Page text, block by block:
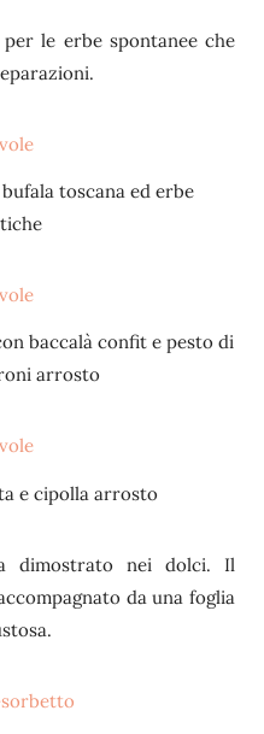
le erbe spontanee che
toscana ed erbe
baccalà confit e pesto di
arrosto
e cipolla arrosto
dimostrato nei dolci. Il
da una foglia